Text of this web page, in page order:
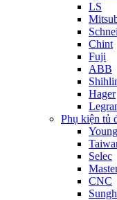
LS
Chint
Fuji
ABB
Hager
Phụ kiện tủ
Selec
CNC